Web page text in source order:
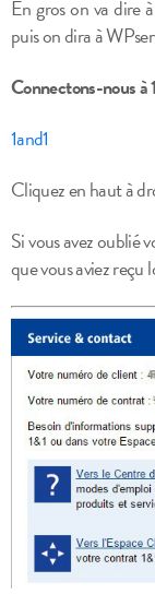
En gros on va dire
puis on dira à
Connectons-nous à
1and1
Cliquez en haut à
Si vous avez oublié
que vous aviez